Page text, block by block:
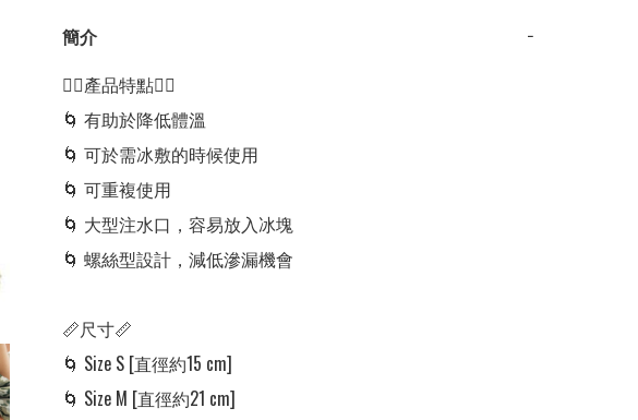
簡介
−
👍🏻產品特點👍🏻
🌀 有助於降低體溫
🌀 可於需冰敷的時候使用
🌀 可重複使用
🌀 大型注水口，容易放入冰塊
🌀 螺絲型設計，減低滲漏機會
📏尺寸📏
🌀 Size S [直徑約15 cm]
🌀 Size M [直徑約21 cm]